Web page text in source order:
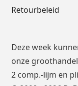
Retourbeleid
Deze week
onze
2 comp.-lijm en